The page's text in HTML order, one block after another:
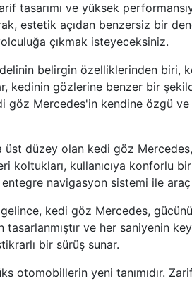
tasarımı ve yüksek
estetik açıdan benzersiz bir
çıkmak isteyeceksiniz.
belirgin özelliklerinden biri,
kedinin gözlerine benzer bir
göz Mercedes'in kendine özgü
üst düzey olan kedi göz
koltukları, kullanıcıya konforlu
navigasyon sistemi ile
kedi göz Mercedes,
tasarlanmıştır ve her saniyenin
bir sürüş sunar.
otomobillerin yeni tanımıdır.